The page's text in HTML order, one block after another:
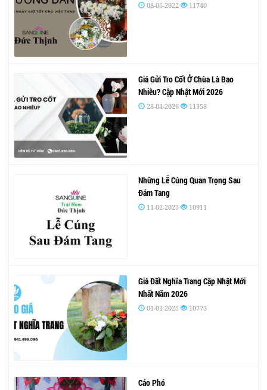
08-06-2022 11740
Giá Gửi Tro Cốt Ở Chùa Là Bao
Nhiêu? Cập Nhật Mới 2026
28-04-2026 11358
Những Lễ Cúng Quan Trọng Sau
Đám Tang
11-02-2023 10911
Giá Đất Nghĩa Trang Cập Nhật Mới
Nhất Năm 2026
01-01-2025 10773
Cáo Phó